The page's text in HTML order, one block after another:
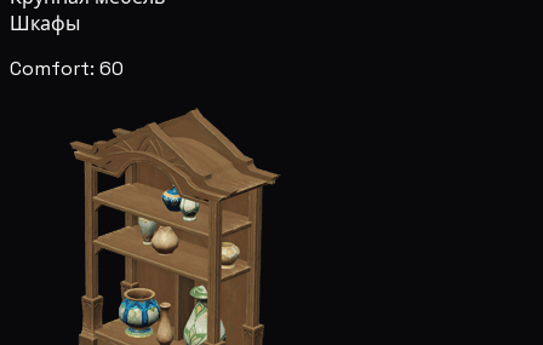
Шкафы
Comfort: 60